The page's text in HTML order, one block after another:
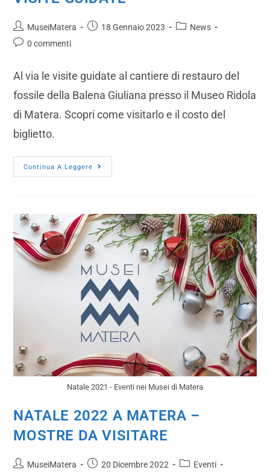
MuseiMatera 18 Gennaio 2023
News
0 commenti
Al via le visite guidate al cantiere di restauro del
fossile della Balena Giuliana presso il Museo Ridola
di Matera. Scopri come visitarlo e il costo del
biglietto.
Continua A Leggere
Natale 2021 - Eventi nei Musei di Matera
NATALE 2022 A MATERA –
MOSTRE DA VISITARE
MuseiMatera 20 Dicembre 2022
Eventi